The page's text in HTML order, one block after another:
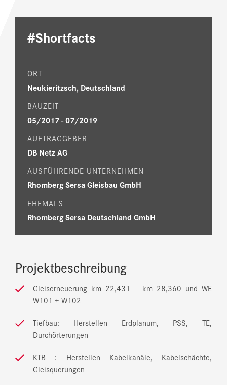
#Shortfacts
ORT
Neukieritzsch, Deutschland
BAUZEIT
05/2017 - 07/2019
AUFTRAGGEBER
DB Netz AG
AUSFÜHRENDE UNTERNEHMEN
Rhomberg Sersa Gleisbau GmbH
EHEMALS
Rhomberg Sersa Deutschland GmbH
Projektbeschreibung
Gleiserneuerung km 22,431 – km 28,360 und WE
W101 + W102
Tiefbau: Herstellen Erdplanum, PSS, TE,
Durchörterungen
KTB : Herstellen Kabelkanäle, Kabelschächte,
Gleisquerungen